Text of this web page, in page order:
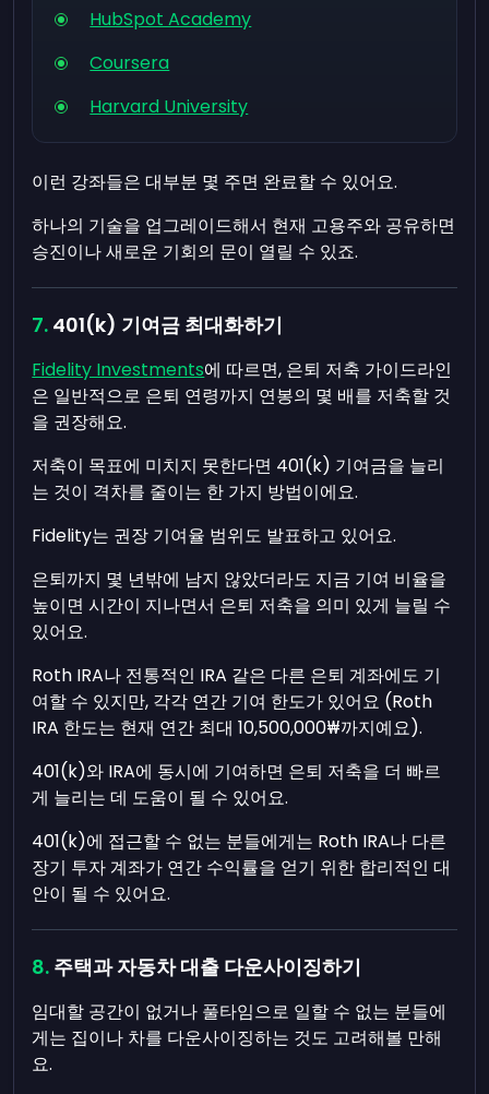
HubSpot Academy
Coursera
Harvard University
이런 강좌들은 대부분 몇 주면 완료할 수 있어요.
하나의 기술을 업그레이드해서 현재 고용주와 공유하면
승진이나 새로운 기회의 문이 열릴 수 있죠.
401(k) 기여금 최대화하기
Fidelity Investments에 따르면, 은퇴 저축 가이드라인
은 일반적으로 은퇴 연령까지 연봉의 몇 배를 저축할 것
을 권장해요.
저축이 목표에 미치지 못한다면 401(k) 기여금을 늘리
는 것이 격차를 줄이는 한 가지 방법이에요.
Fidelity는 권장 기여율 범위도 발표하고 있어요.
은퇴까지 몇 년밖에 남지 않았더라도 지금 기여 비율을
높이면 시간이 지나면서 은퇴 저축을 의미 있게 늘릴 수
있어요.
Roth IRA나 전통적인 IRA 같은 다른 은퇴 계좌에도 기
여할 수 있지만, 각각 연간 기여 한도가 있어요 (Roth
IRA 한도는 현재 연간 최대 10,500,000₩까지예요).
401(k)와 IRA에 동시에 기여하면 은퇴 저축을 더 빠르
게 늘리는 데 도움이 될 수 있어요.
401(k)에 접근할 수 없는 분들에게는 Roth IRA나 다른
장기 투자 계좌가 연간 수익률을 얻기 위한 합리적인 대
안이 될 수 있어요.
주택과 자동차 대출 다운사이징하기
임대할 공간이 없거나 풀타임으로 일할 수 없는 분들에
게는 집이나 차를 다운사이징하는 것도 고려해볼 만해
요.